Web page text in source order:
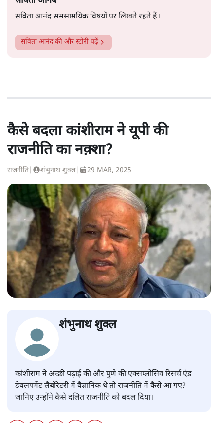
सविता आनंद समसामयिक विषयों पर लिखते रहते हैं।
सविता आनंदकी और स्टोरी पढ़ें
कैसे बदला कांशीराम ने यूपी की
राजनीति का नक़्शा?
राजनीति शंभुनाथ शुक्ल| 29 MAR, 2025
शंभुनाथ शुक्ल
कांशीराम ने अच्छी पढ़ाई की और पुणे की एक्सप्लोसिव रिसर्च एंड
डेवलपमेंट लैबोरेटरी में वैज्ञानिक थे तो राजनीति में कैसे आ गए?
जानिए उन्होंने कैसे दलित राजनीति को बदल दिया।